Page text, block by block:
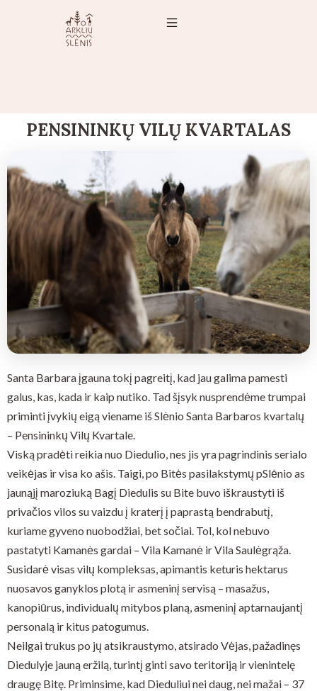
PENSININKŲ VILŲ KVARTALAS
Santa Barbara įgauna tokį pagreitį, kad jau galima pamesti
galus, kas, kada ir kaip nutiko. Tad šįsyk nusprendėme trumpai
priminti įvykių eigą viename iš Slėnio Santa Barbaros kvartalų
– Pensininkų Vilų Kvartale.
Viską pradėti reikia nuo Diedulio, nes jis yra pagrindinis serialo
veikėjas ir visa ko ašis. Taigi, po Bitės pasilakstymų pSlėnio as
jaunąjį maroziuką Bagį Diedulis su Bite buvo iškraustyti iš
privačios vilos su vaizdu į kraterį į paprastą bendrabutį,
kuriame gyveno nuobodžiai, bet sočiai. Tol, kol nebuvo
pastatyti Kamanės gardai – Vila Kamanė ir Vila Saulėgrąža.
Susidarė visas vilų kompleksas, apimantis keturis hektarus
nuosavos ganyklos plotą ir asmeninį servisą – masažus,
kanopiūrus, individualų mitybos planą, asmeninį aptarnaujantį
personalą ir kitus patogumus.
Neilgai trukus po jų atsikraustymo, atsirado Vėjas, pažadinęs
Diedulyje jauną eržilą, turintį ginti savo teritoriją ir vienintelę
draugę Bitę. Priminsime, kad Dieduliui nei daug, nei mažai – 37